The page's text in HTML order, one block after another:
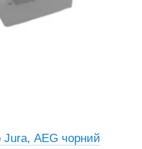
AEG чорний